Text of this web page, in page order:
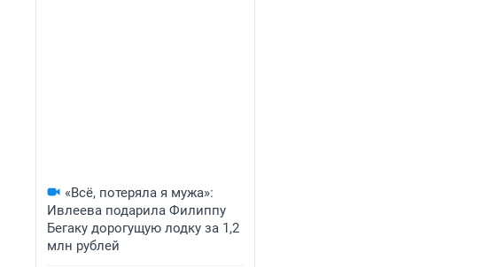
«Всё, потеряла я мужа»:
Ивлеева подарила Филиппу
Бегаку дорогущую лодку за 1,2
млн рублей